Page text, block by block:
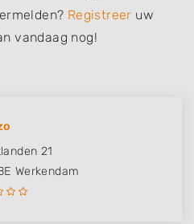
Registreer uw
vandaag nog!
21
Werkendam